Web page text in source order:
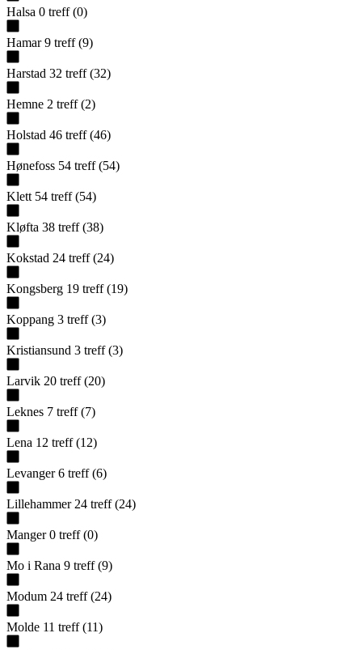
Halsa 0 treff (0)
Hamar 9 treff (9)
Harstad 32 treff (32)
Hemne 2 treff (2)
Holstad 46 treff (46)
Hønefoss 54 treff (54)
Klett 54 treff (54)
Kløfta 38 treff (38)
Kokstad 24 treff (24)
Kongsberg 19 treff (19)
Koppang 3 treff (3)
Kristiansund 3 treff (3)
Larvik 20 treff (20)
Leknes 7 treff (7)
Lena 12 treff (12)
Levanger 6 treff (6)
Lillehammer 24 treff (24)
Manger 0 treff (0)
Mo i Rana 9 treff (9)
Modum 24 treff (24)
Molde 11 treff (11)